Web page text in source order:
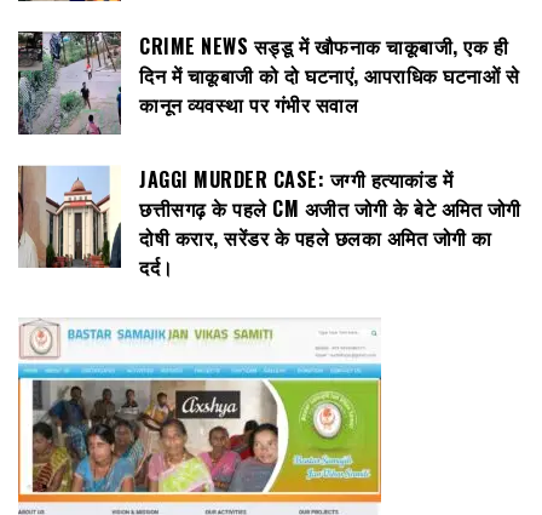
CRIME NEWS सड्डू में खौफनाक चाकूबाजी, एक ही
दिन में चाकूबाजी को दो घटनाएं, आपराधिक घटनाओं से
कानून व्यवस्था पर गंभीर सवाल
JAGGI MURDER CASE: जग्गी हत्याकांड में
छत्तीसगढ़ के पहले CM अजीत जोगी के बेटे अमित जोगी
दोषी करार, सरेंडर के पहले छलका अमित जोगी का
दर्द।